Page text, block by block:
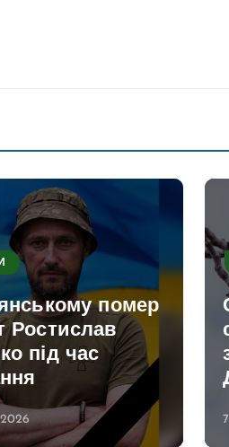
помер
Ростислав
під час